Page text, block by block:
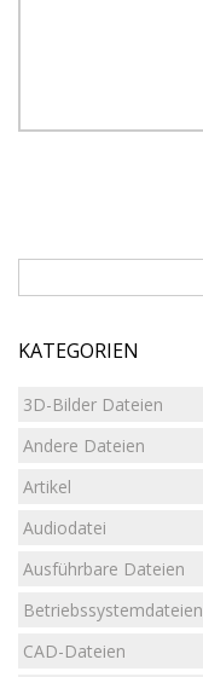
KATEGORIEN
3D-Bilder Dateien
Andere Dateien
Artikel
Audiodatei
Ausführbare Dateien
Betriebssystemdateien
CAD-Dateien